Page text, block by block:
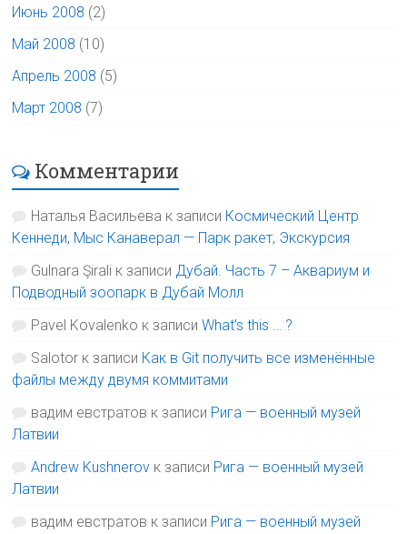
Июнь 2008 (2)
Май 2008 (10)
Апрель 2008 (5)
Март 2008 (7)
Комментарии
Наталья Васильева к записи Космический Центр
Кеннеди, Мыс Канаверал — Парк ракет, Экскурсия
Gulnara Şirali к записи Дубай. Часть 7 – Аквариум и
Подводный зоопарк в Дубай Молл
Pavel Kovalenko к записиWhat’s this … ?
Salotor к записи Как в Git получить все изменённые
файлы между двумя коммитами
вадим евстратов к записи Рига — военный музей
Латвии
Andrew Kushnerov к записи Рига — военный музей
Латвии
вадим евстратов к записи Рига — военный музей